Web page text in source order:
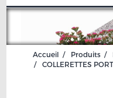
Accueil Produits
COLLERETTES